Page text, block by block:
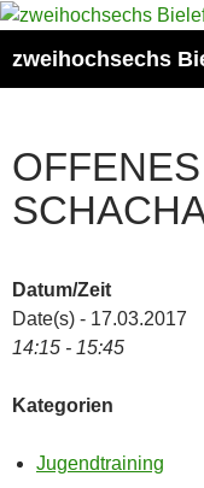
Zum
springen
zweihochsechs
OFFENES
Datum/Zeit
Date(s) - 17.03.2017
14:15 - 15:45
Kategorien
Jugendtraining